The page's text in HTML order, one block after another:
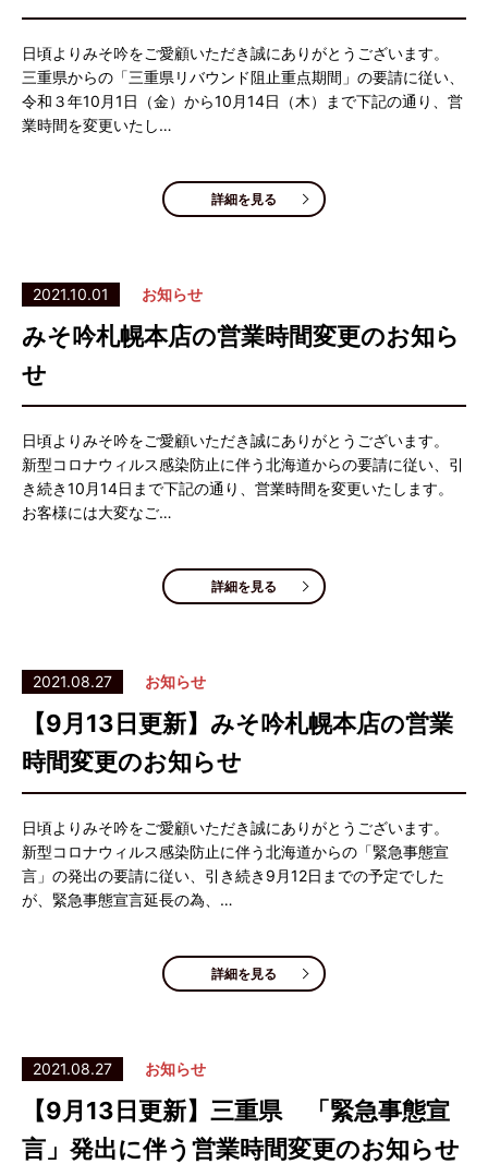
日頃よりみそ吟をご愛顧いただき誠にありがとうございます。
三重県からの「三重県リバウンド阻止重点期間」の要請に従い、
令和３年10月1日（金）から10月14日（木）まで下記の通り、営
業時間を変更いたし…
詳細を見る
2021.10.01 お知らせ
みそ吟札幌本店の営業時間変更のお知ら
せ
日頃よりみそ吟をご愛顧いただき誠にありがとうございます。
新型コロナウィルス感染防止に伴う北海道からの要請に従い、引
き続き10月14日まで下記の通り、営業時間を変更いたします。
お客様には大変なご…
詳細を見る
2021.08.27 お知らせ
【9月13日更新】みそ吟札幌本店の営業
時間変更のお知らせ
日頃よりみそ吟をご愛顧いただき誠にありがとうございます。
新型コロナウィルス感染防止に伴う北海道からの「緊急事態宣
言」の発出の要請に従い、引き続き9月12日までの予定でした
が、緊急事態宣言延長の為、…
詳細を見る
2021.08.27 お知らせ
【9月13日更新】三重県 「緊急事態宣
言」発出に伴う営業時間変更のお知らせ